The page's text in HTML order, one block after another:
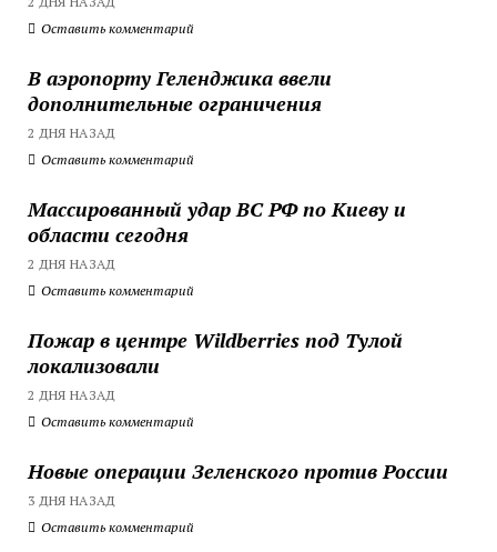
Оставить комментарий
В аэропорту Геленджика ввели
дополнительные ограничения
2 ДНЯ НАЗАД
Оставить комментарий
Массированный удар ВС РФ по Киеву и
области сегодня
2 ДНЯ НАЗАД
Оставить комментарий
Пожар в центре Wildberries под Тулой
локализовали
2 ДНЯ НАЗАД
Оставить комментарий
Новые операции Зеленского против России
3 ДНЯ НАЗАД
Оставить комментарий